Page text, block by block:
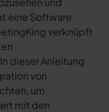
eine Software
verknüpft
dieser Anleitung
von
um
mit den